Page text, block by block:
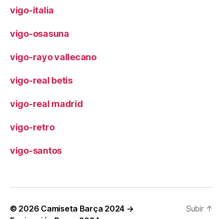
vigo-italia
vigo-osasuna
vigo-rayo vallecano
vigo-real betis
vigo-real madrid
vigo-retro
vigo-santos
© 2026 Camiseta Barça 2024 →
Subir ↑